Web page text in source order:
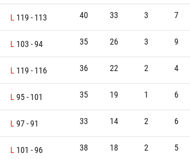
L 119 - 113 40 33 3 7
L 103 -94 35 26 3 9
L 119 - 116 36 22 2 4
L 95- 101 35 19 1 6
L 97-91 33 14 2 6
L 101 -96 38 18 2 5